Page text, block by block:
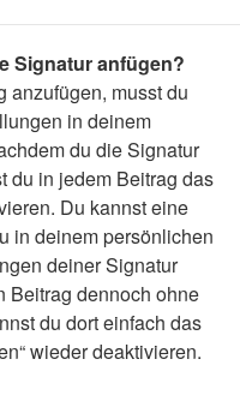
Signatur anfügen?
anzufügen, musst du
in deinem
du die Signatur
du in jedem Beitrag das
Du kannst eine
in deinem persönlichen
deiner Signatur
Beitrag dennoch ohne
du dort einfach das
wieder deaktivieren.